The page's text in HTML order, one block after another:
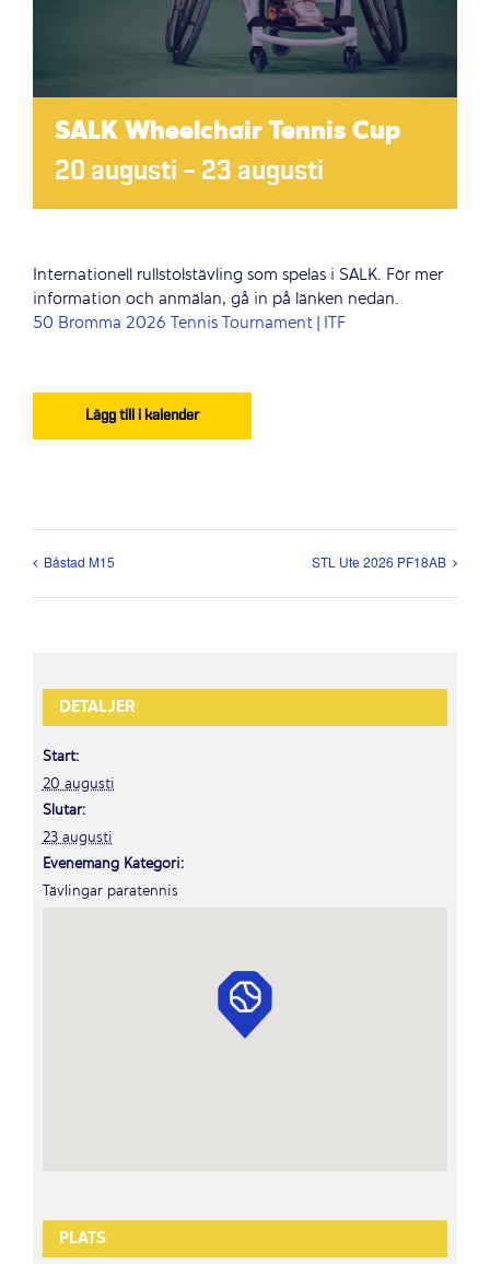
SALK Wheelchair Tennis Cup
20 augusti – 23 augusti
Internationell rullstolstävling som spelas i SALK. För mer
information och anmälan, gå in på länken nedan.
50 Bromma 2026 Tennis Tournament | ITF
Lägg till i kalender
Båstad M15 STL Ute 2026 PF18AB
DETALJER
Start:
20 augusti
Slutar:
23 augusti
Evenemang Kategori:
Tävlingar paratennis
PLATS